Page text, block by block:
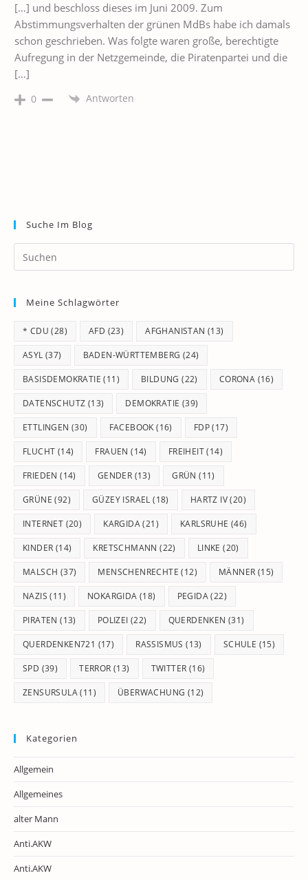
[…] und beschloss dieses im Juni 2009. Zum
Abstimmungsverhalten der grünen MdBs habe ich damals
schon geschrieben. Was folgte waren große, berechtigte
Aufregung in der Netzgemeinde, die Piratenpartei und die
[…]
0 Antworten
Suche Im Blog
Meine Schlagwörter
* CDU (28) AFD (23) AFGHANISTAN (13)
ASYL (37) BADEN-WÜRTTEMBERG (24)
BASISDEMOKRATIE (11) BILDUNG (22) CORONA (16)
DATENSCHUTZ (13) DEMOKRATIE (39)
ETTLINGEN (30) FACEBOOK (16) FDP(17)
FLUCHT (14) FRAUEN (14) FREIHEIT(14)
FRIEDEN (14) GENDER (13) GRÜN (11)
GRÜNE (92) GÜZEY ISRAEL (18) HARTZ IV(20)
INTERNET (20) KARGIDA(21) KARLSRUHE (46)
KINDER (14) KRETSCHMANN (22) LINKE (20)
MALSCH (37) MENSCHENRECHTE (12) MÄNNER (15)
NAZIS (11) NOKARGIDA (18) PEGIDA(22)
PIRATEN (13) POLIZEI (22) QUERDENKEN (31)
QUERDENKEN721 (17) RASSISMUS (13) SCHULE (15)
SPD (39) TERROR (13) TWITTER (16)
ZENSURSULA(11) ÜBERWACHUNG (12)
Kategorien
Allgemein
Allgemeines
alter Mann
Anti.AKW
Anti.AKW